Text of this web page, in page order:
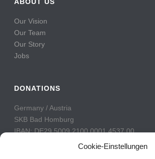
Cookie-Einstellungen
ABOUT US
Our Vision
Our Team
Our Story
Jobs
DONATIONS
Germany / Austria
SKB Bad Homburg
IBAN: DE29 5009 2100 0001 4537 00
BIC: GENODE51BH2